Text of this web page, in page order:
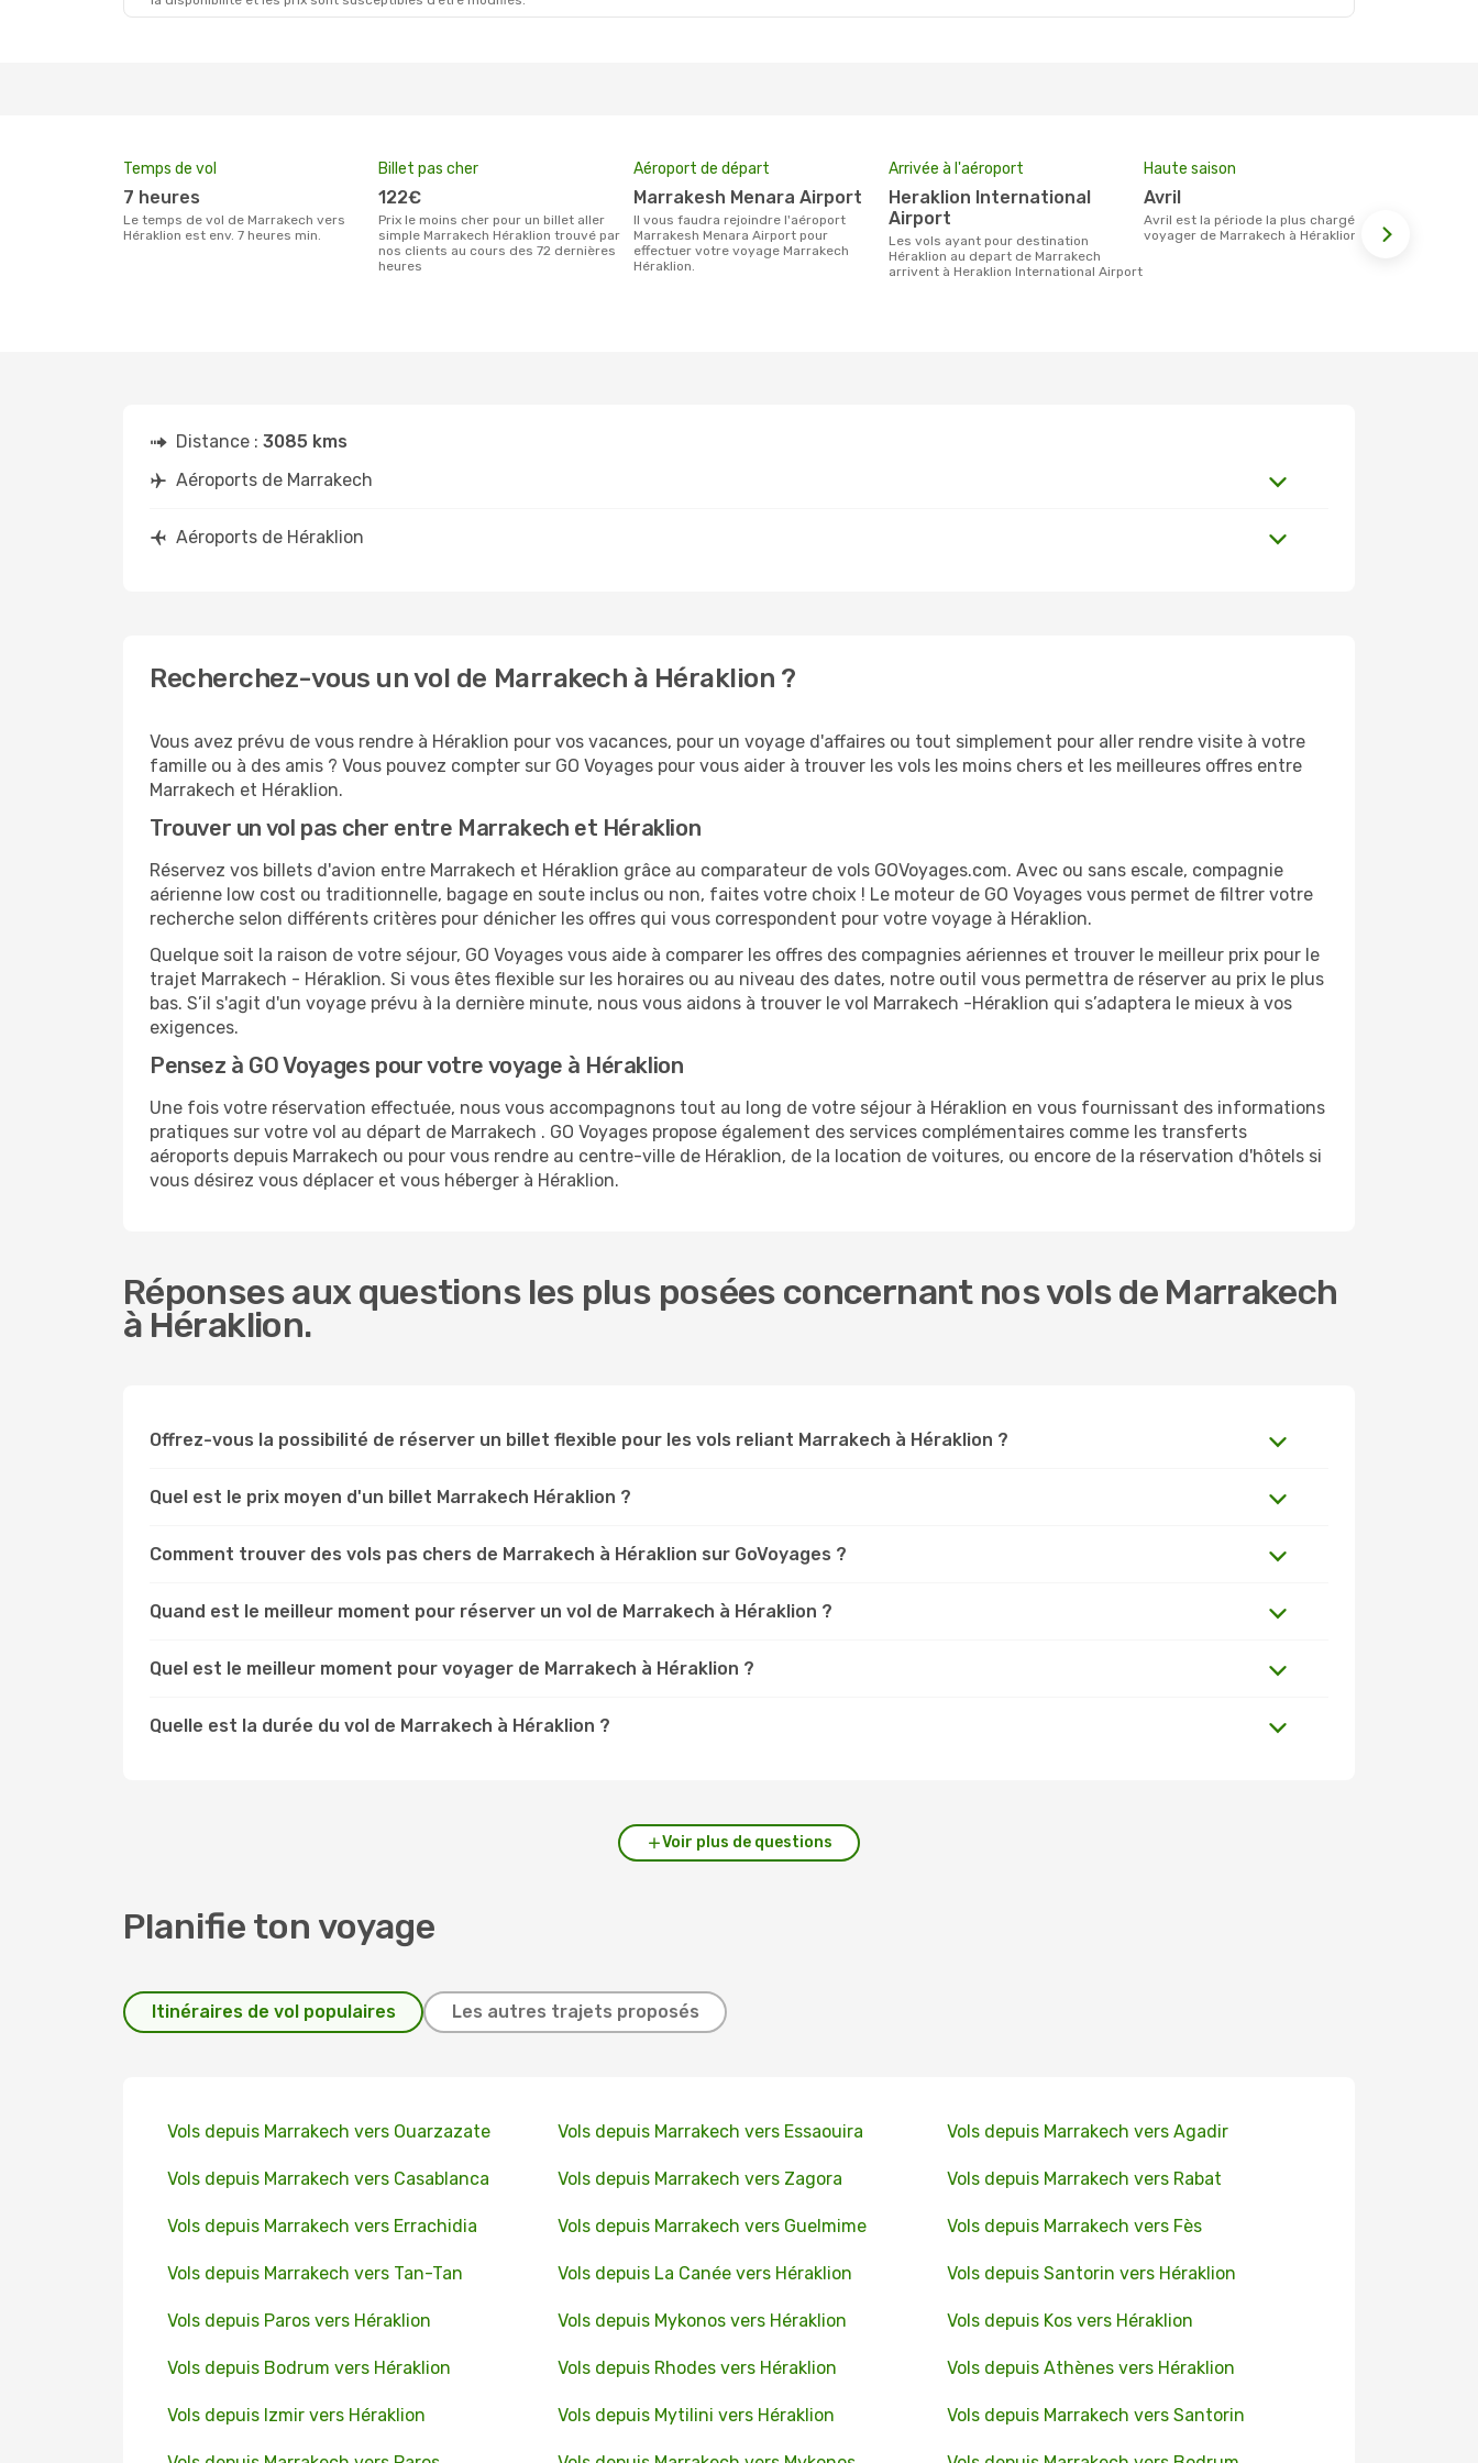
Temps de vol
7 heures
Le temps de vol de Marrakech vers
Héraklion est env. 7 heures min.
Billet pas cher
122€
Prix le moins cher pour un billet aller
simple Marrakech Héraklion trouvé par
nos clients au cours des 72 dernières
heures
Aéroport de départ
Marrakesh Menara Airport
Il vous faudra rejoindre l'aéroport
Marrakesh Menara Airport pour
effectuer votre voyage Marrakech
Héraklion.
Arrivée à l'aéroport
Heraklion International
Airport
Les vols ayant pour destination
Héraklion au depart de Marrakech
arrivent à Heraklion International Airport
Haute saison
avril
avril est la période la plus chargée pour
voyager de Marrakech à Héraklion.
Distance : 3085 kms
Aéroports de Marrakech
Aéroports de Héraklion
Recherchez-vous un vol de Marrakech à Héraklion ?
Vous avez prévu de vous rendre à Héraklion pour vos vacances, pour un voyage d'affaires ou tout simplement pour aller rendre visite à votre
famille ou à des amis ? Vous pouvez compter sur GO Voyages pour vous aider à trouver les vols les moins chers et les meilleures offres entre
Marrakech et Héraklion.
Trouver un vol pas cher entre Marrakech et Héraklion
Réservez vos billets d'avion entre Marrakech et Héraklion grâce au comparateur de vols GOVoyages.com. Avec ou sans escale, compagnie
aérienne low cost ou traditionnelle, bagage en soute inclus ou non, faites votre choix ! Le moteur de GO Voyages vous permet de filtrer votre
recherche selon différents critères pour dénicher les offres qui vous correspondent pour votre voyage à Héraklion.
Quelque soit la raison de votre séjour, GO Voyages vous aide à comparer les offres des compagnies aériennes et trouver le meilleur prix pour le
trajet Marrakech - Héraklion. Si vous êtes flexible sur les horaires ou au niveau des dates, notre outil vous permettra de réserver au prix le plus
bas. S’il s'agit d'un voyage prévu à la dernière minute, nous vous aidons à trouver le vol Marrakech -Héraklion qui s’adaptera le mieux à vos
exigences.
Pensez à GO Voyages pour votre voyage à Héraklion
Une fois votre réservation effectuée, nous vous accompagnons tout au long de votre séjour à Héraklion en vous fournissant des informations
pratiques sur votre vol au départ de Marrakech . GO Voyages propose également des services complémentaires comme les transferts
aéroports depuis Marrakech ou pour vous rendre au centre-ville de Héraklion, de la location de voitures, ou encore de la réservation d'hôtels si
vous désirez vous déplacer et vous héberger à Héraklion.
Réponses aux questions les plus posées concernant nos vols de Marrakech
à Héraklion.
Offrez-vous la possibilité de réserver un billet flexible pour les vols reliant Marrakech à Héraklion ?
Quel est le prix moyen d'un billet Marrakech Héraklion ?
Comment trouver des vols pas chers de Marrakech à Héraklion sur GoVoyages ?
Quand est le meilleur moment pour réserver un vol de Marrakech à Héraklion ?
Quel est le meilleur moment pour voyager de Marrakech à Héraklion ?
Quelle est la durée du vol de Marrakech à Héraklion ?
Voir plus de questions
Planifie ton voyage
Itinéraires de vol populaires Les autres trajets proposés
Vols depuis Marrakech vers Ouarzazate Vols depuis Marrakech vers Essaouira Vols depuis Marrakech vers Agadir
Vols depuis Marrakech vers Casablanca Vols depuis Marrakech vers Zagora Vols depuis Marrakech vers Rabat
Vols depuis Marrakech vers Errachidia Vols depuis Marrakech vers Guelmime Vols depuis Marrakech vers Fès
Vols depuis Marrakech vers Tan-Tan Vols depuis La Canée vers Héraklion Vols depuis Santorin vers Héraklion
Vols depuis Paros vers Héraklion Vols depuis Mykonos vers Héraklion Vols depuis Kos vers Héraklion
Vols depuis Bodrum vers Héraklion Vols depuis Rhodes vers Héraklion Vols depuis Athènes vers Héraklion
Vols depuis Izmir vers Héraklion Vols depuis Mytilini vers Héraklion Vols depuis Marrakech vers Santorin